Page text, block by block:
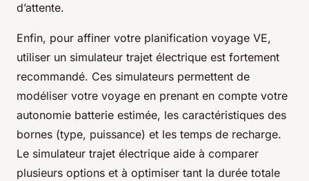
d’attente.
Enfin, pour affiner votre planification voyage VE,
utiliser un simulateur trajet électrique est fortement
recommandé. Ces simulateurs permettent de
modéliser votre voyage en prenant en compte votre
autonomie batterie estimée, les caractéristiques des
bornes (type, puissance) et les temps de recharge.
Le simulateur trajet électrique aide à comparer
plusieurs options et à optimiser tant la durée totale